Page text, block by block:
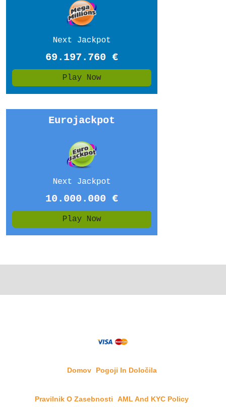
Domov Pogoji In Določila
Pravilnik O Zasebnosti AML And KYC Policy